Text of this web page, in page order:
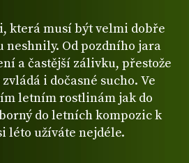
která musí být velmi dobře
neshnily. Od pozdního jara
a častější zálivku, přestože
i dočasné sucho. Ve
letním rostlinám jak do
do letních kompozic k
léto užíváte nejdéle.